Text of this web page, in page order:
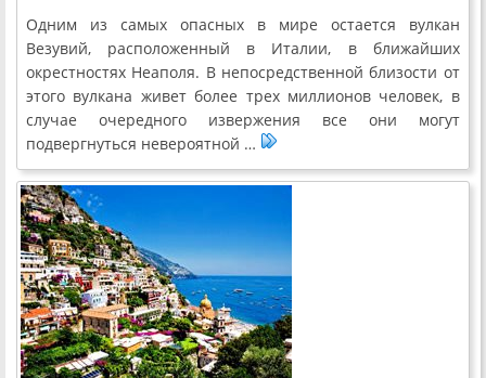
Одним из самых опасных в мире остается вулкан
Везувий, расположенный в Италии, в ближайших
окрестностях Неаполя. В непосредственной близости от
этого вулкана живет более трех миллионов человек, в
случае очередного извержения все они могут
подвергнуться невероятной …